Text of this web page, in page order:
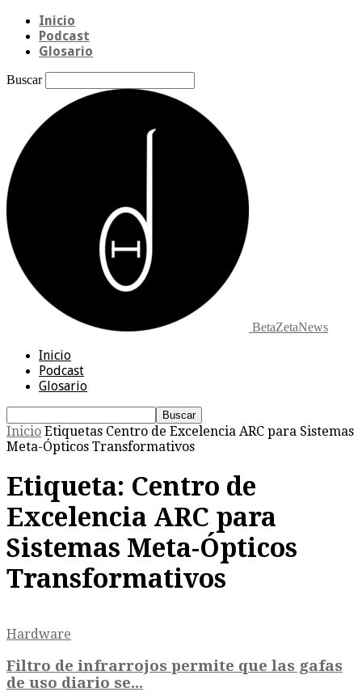
Inicio
Podcast
Glosario
Buscar
BetaZetaNews
Inicio
Podcast
Glosario
Inicio Etiquetas Centro de Excelencia ARC para Sistemas
Meta-Ópticos Transformativos
Etiqueta: Centro de
Excelencia ARC para
Sistemas Meta-Ópticos
Transformativos
Hardware
Filtro de infrarrojos permite que las gafas
de uso diario se...